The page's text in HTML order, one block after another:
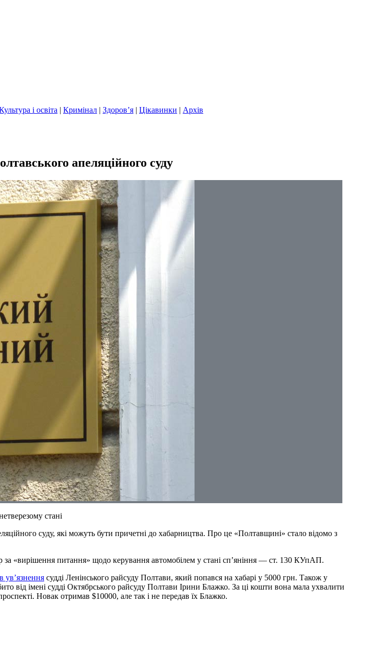
і освіта | Кримінал | Здоров’я | Цікавинки | Архів
апеляційного суду
стані
суду, які можуть бути причетні до хабарництва. Про це «Полтавщині» стало відомо з
за «вирішення питання» щодо керування автомобілем у стані сп’яніння — ст. 130 КУпАП.
ув’язнення судді Ленінського райсуду Полтави, який попався на хабарі у 5000 грн. Також у
від імені судді Октябрського райсуду Полтави Ірини Блажко. За ці кошти вона мала ухвалити
Новак отримав $10000, але так і не передав їх Блажко.